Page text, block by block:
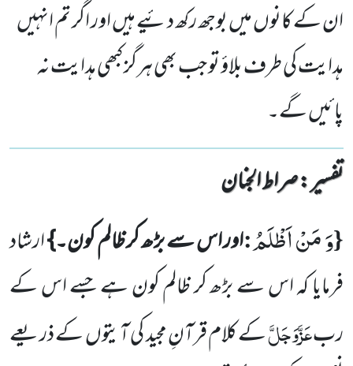
ان کے کانوں میں بوجھ رکھ دئیے ہیں اور اگر تم انہیں
ہدایت کی طرف بلاؤ تو جب بھی ہرگز کبھی ہدایت نہ
پائیں گے۔
تفسیر : ‎صراط الجنان
{وَ مَنْ اَظْلَمُ:اور اس سے بڑھ کر ظالم کون۔}ارشاد
فرمایا کہ اس سے بڑھ کر ظالم کون ہے جسے اس کے
ربعَزَّوَجَلَّکے کلام قرآنِ مجید کی آیتوںکے ذریعے